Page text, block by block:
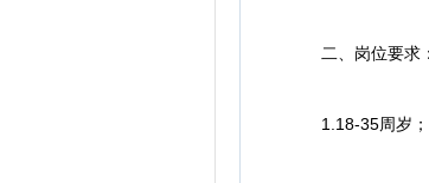
二、岗位要求：
1.18-35周岁；